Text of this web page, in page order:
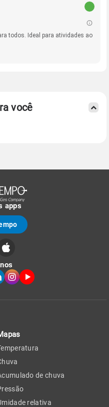
todos. Ideal para atividades ao
você
apps
de chuva
relativa